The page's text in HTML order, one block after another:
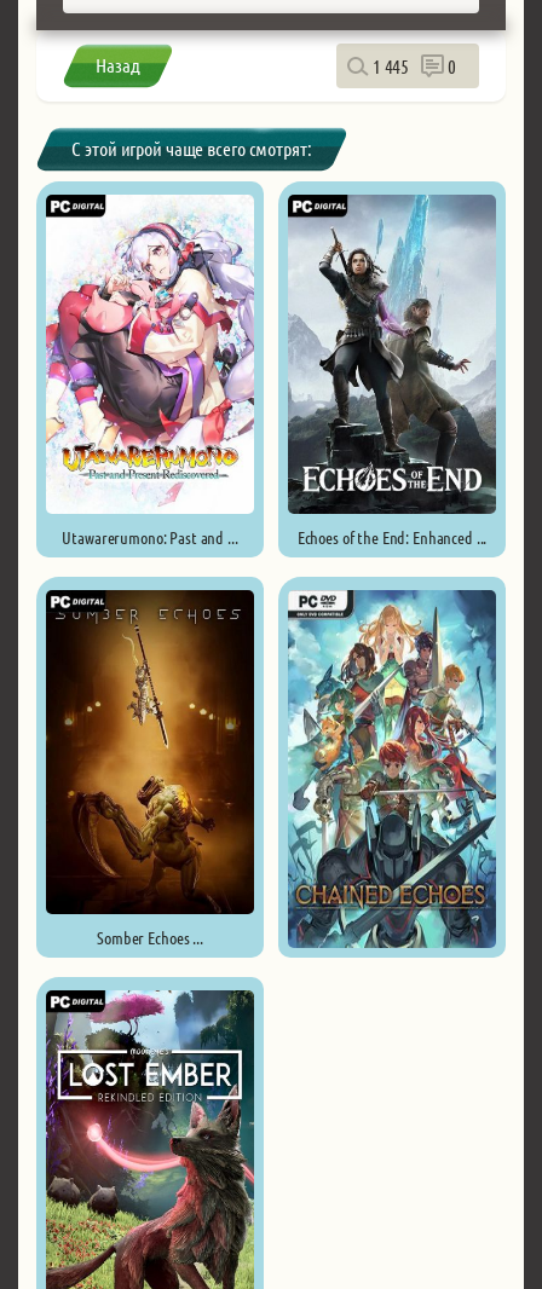
Назад 1 445 0
С этой игрой чаще всего смотрят:
Utawarerumono: Past and ... Echoes of the End: Enhanced ...
Somber Echoes ...